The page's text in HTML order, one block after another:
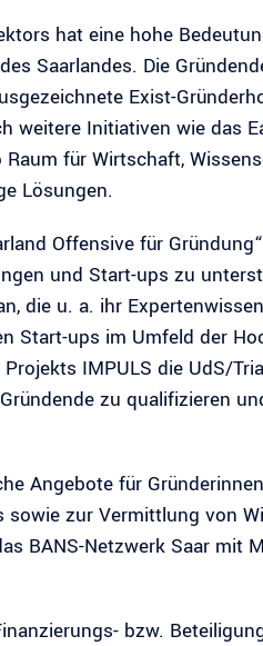
hat eine hohe
Saarlandes. Die
Exist-
weitere Initiativen wie das
für Wirtschaft,
Lösungen.
Offensive für
und Start-ups zu
die u. a. ihr
Start-ups im Umfeld der
IMPULS die UdS/
zu qualifizieren
Angebote für
zur Vermittlung von
BANS-Netzwerk Saar mit
bzw.